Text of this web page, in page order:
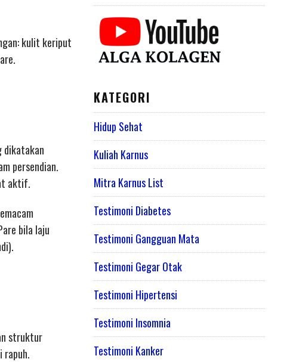
kulit keriput
dikatakan
persendian.
aktif.
bila laju
struktur
rapuh.
KATEGORI
Hidup Sehat
Kuliah Karnus
Mitra Karnus List
Testimoni Diabetes
Testimoni Gangguan Mata
Testimoni Gegar Otak
Testimoni Hipertensi
Testimoni Insomnia
Testimoni Kanker